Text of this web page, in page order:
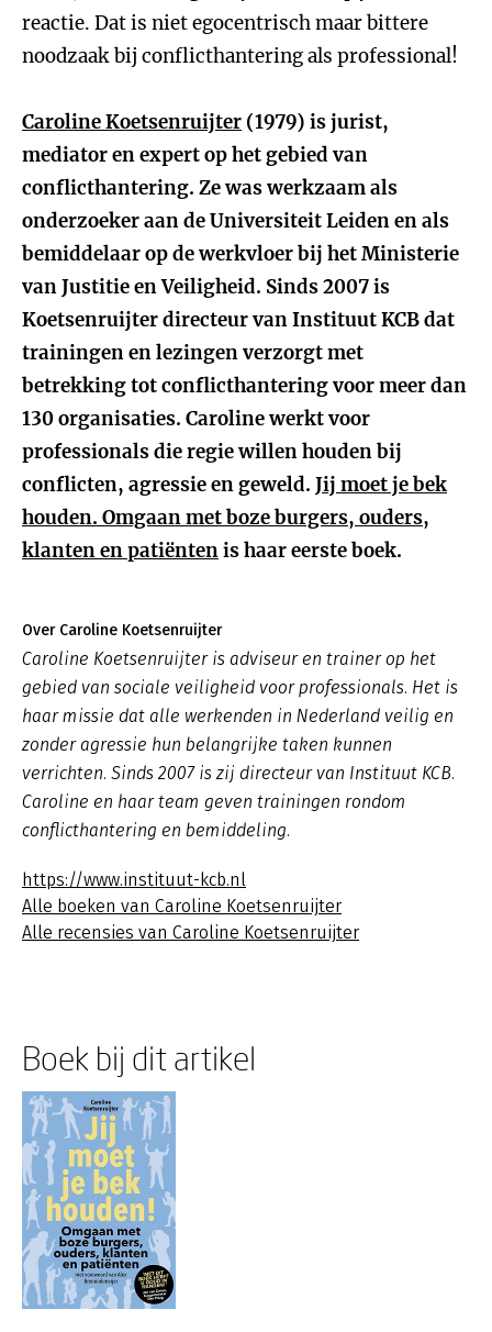
reactie. Dat is niet egocentrisch maar bittere
noodzaak bij conflicthantering als professional!
Caroline Koetsenruijter (1979) is jurist,
mediator en expert op het gebied van
conflicthantering. Ze was werkzaam als
onderzoeker aan de Universiteit Leiden en als
bemiddelaar op de werkvloer bij het Ministerie
van Justitie en Veiligheid. Sinds 2007 is
Koetsenruijter directeur van Instituut KCB dat
trainingen en lezingen verzorgt met
betrekking tot conflicthantering voor meer dan
130 organisaties. Caroline werkt voor
professionals die regie willen houden bij
conflicten, agressie en geweld. Jij moet je bek
houden. Omgaan met boze burgers, ouders,
klanten en patiëntenis haar eerste boek.
Over Caroline Koetsenruijter
Caroline Koetsenruijter is adviseur en trainer op het
gebied van sociale veiligheid voor professionals. Het is
haar missie dat alle werkenden in Nederland veilig en
zonder agressie hun belangrijke taken kunnen
verrichten. Sinds 2007 is zij directeur van Instituut KCB.
Caroline en haar team geven trainingen rondom
conflicthantering en bemiddeling.
https://www.instituut-kcb.nl
Alle boeken van Caroline Koetsenruijter
Alle recensies van Caroline Koetsenruijter
Boek bij dit artikel